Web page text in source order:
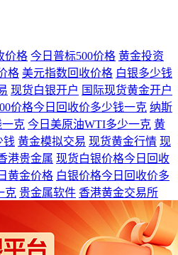
价格 今日普标500价格 黄金投资
格 美元指数回收价格 白银多少钱
现货白银开户 国际现货黄金开户
价格今日回收价多少钱一克 纳斯
克 今日美原油WTI多少一克 黄
钱 黄金模拟交易 现货黄金行情 现
港贵金属 现货白银价格今日回收
黄金价格 白银价格今日回收价多
克 贵金属软件 香港黄金交易所